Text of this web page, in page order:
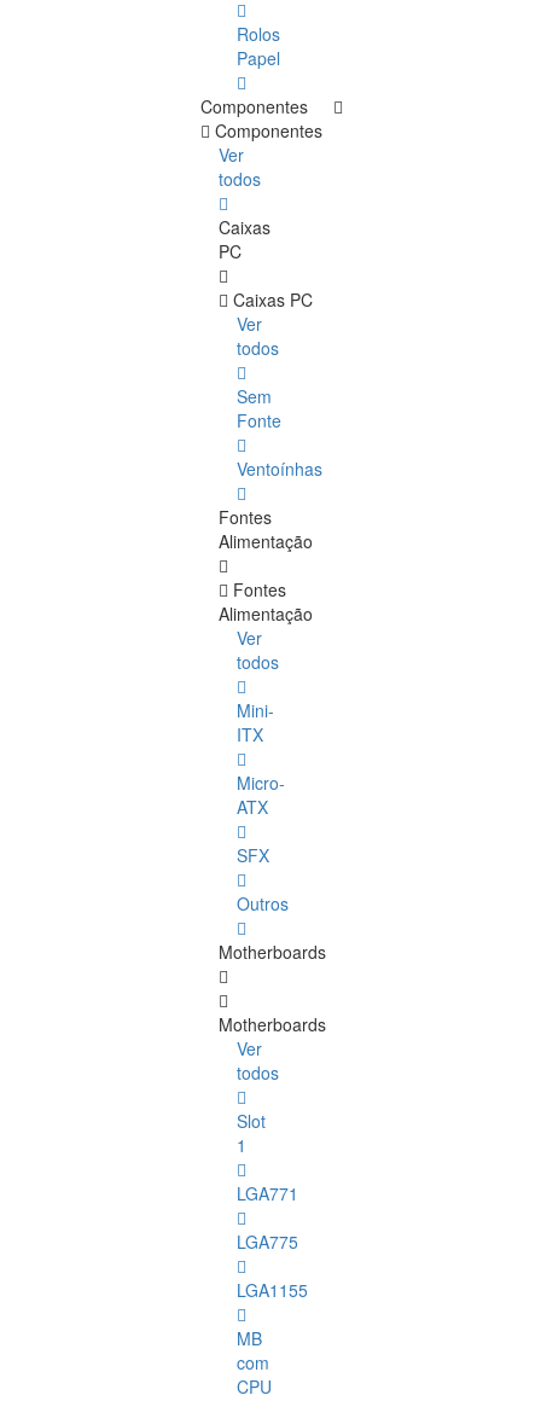
Rolos
Papel
Componentes
Componentes
Ver
todos
Caixas
PC
Caixas PC
Ver
todos
Sem
Fonte
Ventoínhas
Fontes
Alimentação
Fontes
Alimentação
Ver
todos
Mini-
ITX
Micro-
ATX
SFX
Outros
Motherboards
Motherboards
Ver
todos
Slot
1
LGA771
LGA775
LGA1155
MB
com
CPU